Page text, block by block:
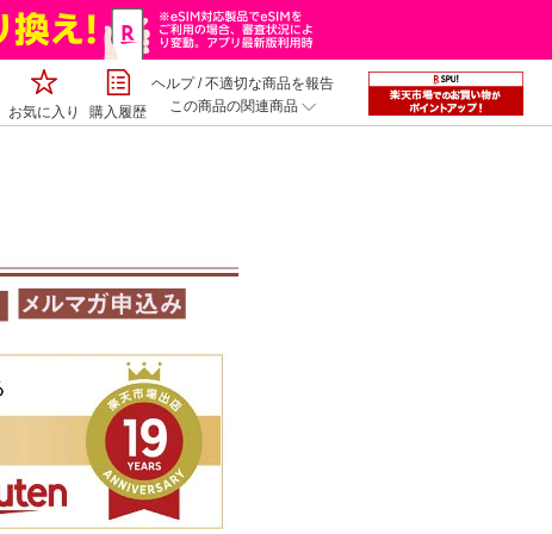
お気に入り 購入履歴
ヘルプ/不適切な商品を報告
この商品の関連商品